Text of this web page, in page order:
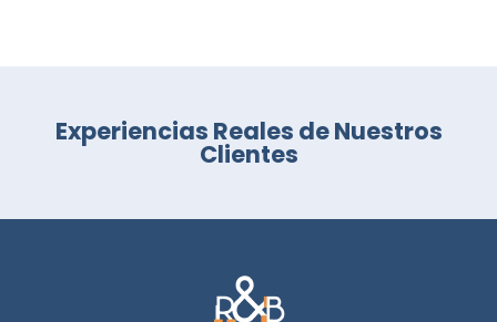
Experiencias Reales de Nuestros
Clientes